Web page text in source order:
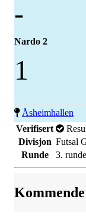
-
Nardo 2
1
Åsheimhallen
Verifisert
Divisjon Futsal
Runde
3. runde